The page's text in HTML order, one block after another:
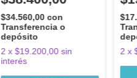
INGENIO)
$34.560,00con
Transferencia o
depósito
2 x$19.200,00 sin
interés
2 x